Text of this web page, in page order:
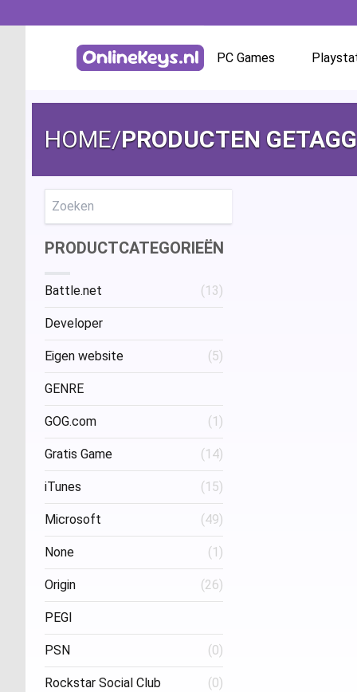
PC Games
Steam
Ubisoft / Uplay
HOME/PRODUCTEN
PRODUCTCATEGORIEËN
Battle.net (13)
Developer
Project Three Interactive
Stud
Eigen website (5)
GENRE
FPS (1)
GOG.com (1)
Gratis Game (14)
iTunes (15)
Microsoft (49)
None (1)
Origin (26)
PEGI
Age 16 (1)
PSN (0)
Rockstar Social Club (0)